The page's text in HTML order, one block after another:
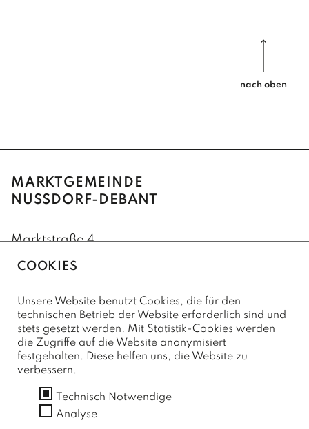
nach oben
MARKTGEMEINDE
NUSSDORF-DEBANT
Marktstraße 4
+43(0)4852/62222-75 (Fax)
marktgemeinde@nussdorf-debant.at
SERVICE
Kontaktformular
COOKIES
Unsere Website benutzt Cookies, die für den
technischen Betrieb der Website erforderlich sind und
stets gesetzt werden. Mit Statistik-Cookies werden
die Zugriffe auf die Website anonymisiert
festgehalten. Diese helfen uns, die Website zu
verbessern.
Technisch Notwendige
Analyse